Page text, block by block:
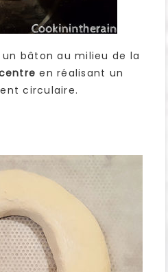
un bâton au milieu de la
en réalisant un
circulaire.